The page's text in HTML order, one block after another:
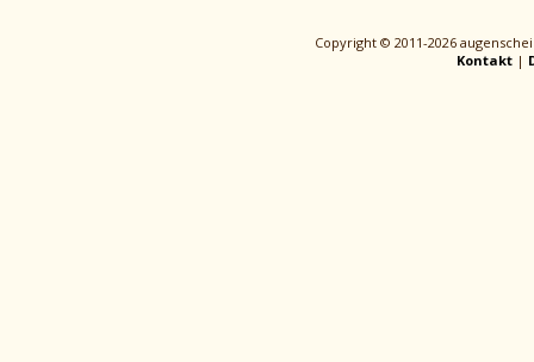
Copyright © 2011-2026
Kontakt |